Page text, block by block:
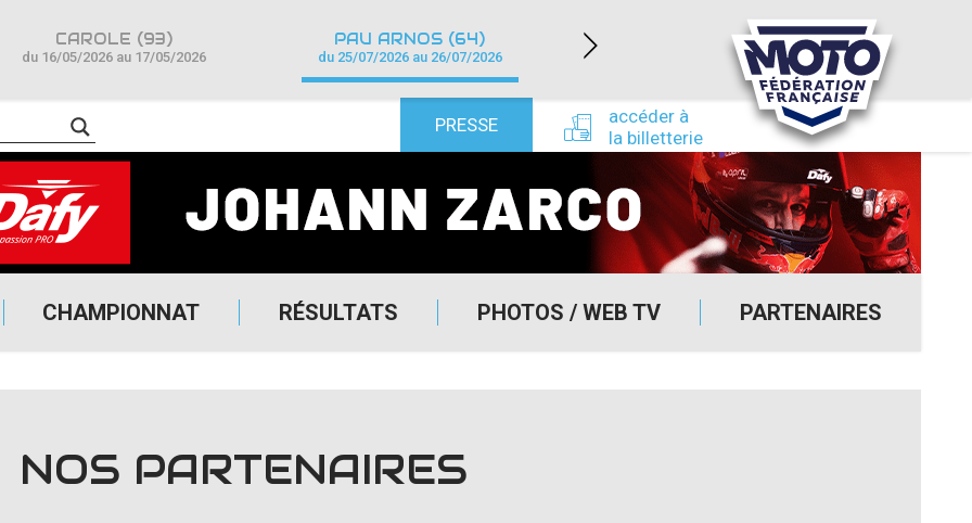
CHAMPIONNAT RÉSULTATS PHOTOS / WEB TV PARTENAIRES
PRESSE
accéder à
la billetterie
CAROLE (93)
du 16/05/2026 au 17/05/2026
PAU ARNOS (64)
du 25/07/2026 au 26/07/2026
LÉDENON (30)
du 22/08/2026 au 23/08/2026
NOS PARTENAIRES